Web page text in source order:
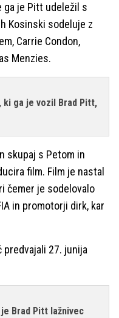
ga je Pitt udeležil s
Kosinski sodeluje z
Carrie Condon,
Menzies.
ki ga je vozil Brad Pitt,
skupaj s Petom in
film. Film je nastal
čemer je sodelovalo
in promotorji dirk, kar
predvajali 27. junija
Brad Pitt lažnivec